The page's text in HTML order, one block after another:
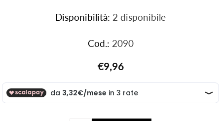
Disponibilità: 2 disponibile
Cod.: 2090
€9,96